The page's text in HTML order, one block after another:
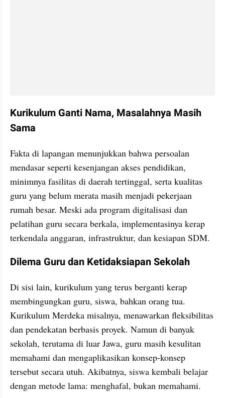
Kurikulum Ganti Nama, Masalahnya Masih
Sama
Fakta di lapangan menunjukkan bahwa persoalan
mendasar seperti kesenjangan akses pendidikan,
minimnya fasilitas di daerah tertinggal, serta kualitas
guru yang belum merata masih menjadi pekerjaan
rumah besar. Meski ada program digitalisasi dan
pelatihan guru secara berkala, implementasinya kerap
terkendala anggaran, infrastruktur, dan kesiapan SDM.
Dilema Guru dan Ketidaksiapan Sekolah
Di sisi lain, kurikulum yang terus berganti kerap
membingungkan guru, siswa, bahkan orang tua.
Kurikulum Merdeka misalnya, menawarkan fleksibilitas
dan pendekatan berbasis proyek. Namun di banyak
sekolah, terutama di luar Jawa, guru masih kesulitan
memahami dan mengaplikasikan konsep-konsep
tersebut secara utuh. Akibatnya, siswa kembali belajar
dengan metode lama: menghafal, bukan memahami.